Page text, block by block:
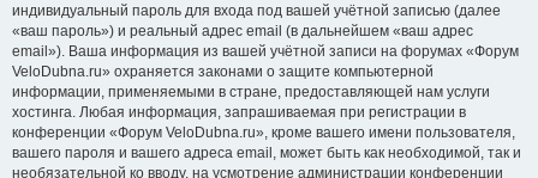
индивидуальный пароль для входа под вашей учётной записью (далее
«ваш пароль») и реальный адрес email (в дальнейшем «ваш адрес
email»). Ваша информация из вашей учётной записи на форумах «Форум
VeloDubna.ru» охраняется законами о защите компьютерной
информации, применяемыми в стране, предоставляющей нам услуги
хостинга. Любая информация, запрашиваемая при регистрации в
конференции «Форум VeloDubna.ru», кроме вашего имени пользователя,
вашего пароля и вашего адреса email, может быть как необходимой, так и
необязательной ко вводу, на усмотрение администрации конференции